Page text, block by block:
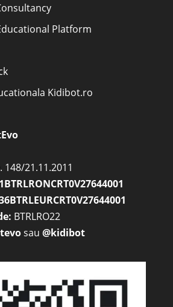
Platform
Kidibot.ro
21.11.2011
BTRLRO22
sau @kidibot